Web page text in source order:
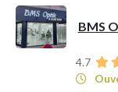
BMS
4.7